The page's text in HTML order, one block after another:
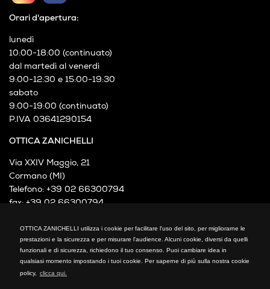
OTTICA ZANICHELLI utilizza i cookie per facilitare l'uso del sito, per migliorarne le
prestazioni e la sicurezza e per misurare l'audience. Alcuni cookie, diversi da quelli
funzionali e di sicurezza, richiedono il tuo consenso. Puoi cambiare idea in
qualsiasi momento impostando i tuoi cookie. Per saperne di più sulla nostra cookie
policy, clicca qui.
OTTICA ZANICHELLI
Via XXIV Maggio, 21
Cormano (MI)
Telefono: +39 02 66300794
fax: +39 02 66300794
Orari d'apertura:
lunedì
10:00-18:00 (continuato)
dal martedì al venerdì
9:00-12:30 e 15:00-19:30
sabato
9:00-19:00 (continuato)
P.IVA 03641290154